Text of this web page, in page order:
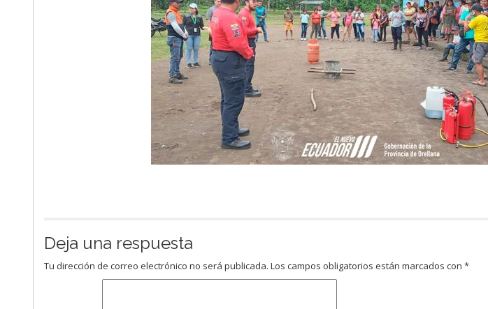
Deja una respuesta
Tu dirección de correo electrónico no será publicada. Los campos obligatorios están marcados con*